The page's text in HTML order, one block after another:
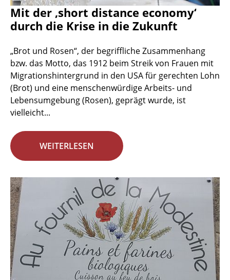
Mit der ‚short distance economy‘
durch die Krise in die Zukunft
„Brot und Rosen“, der begriffliche Zusammenhang
bzw. das Motto, das 1912 beim Streik von Frauen mit
Migrationshintergrund in den USA für gerechten Lohn
(Brot) und eine menschenwürdige Arbeits- und
Lebensumgebung (Rosen), geprägt wurde, ist
vielleicht...
WEITERLESEN